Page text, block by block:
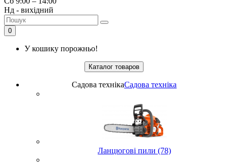
Нд - вихідний
0
У кошику порожньо!
Каталог товаров
Садова технікаСадова техніка
Ланцюгові пили (78)